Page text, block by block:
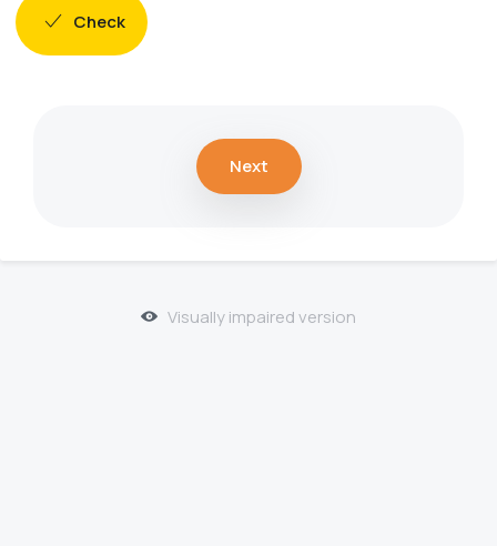
Check
Next
Visually impaired version